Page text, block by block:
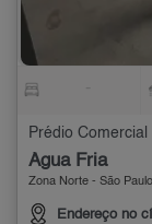
Prédio
Água Fria
Zona Norte - São Paulo
Endereço no